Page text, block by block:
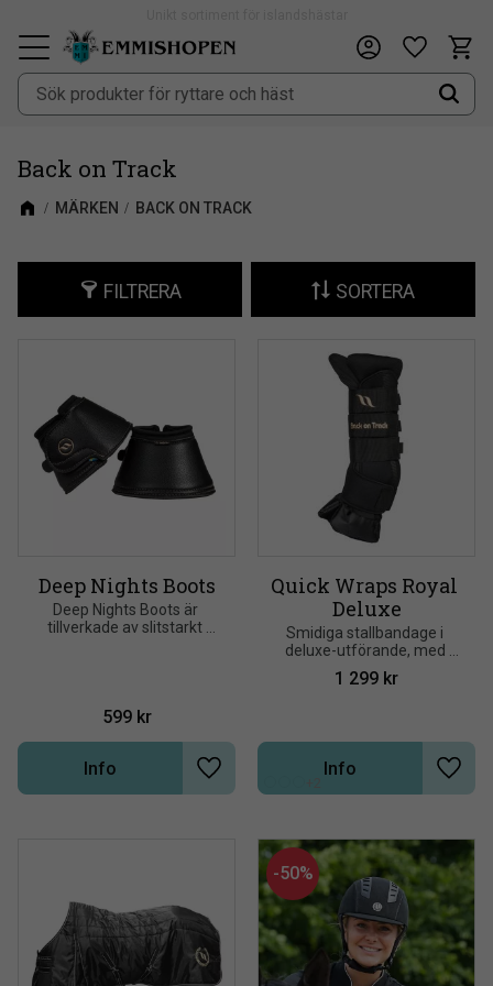
Meny
Back on Track
MÄRKEN BACK ON TRACK
FILTRERA SORTERA
Deep Nights Boots
Deep Nights Boots är
tillverkade av slitstarkt
599kr
Lägg till i önskelista
Info
Quick Wraps Royal
Deluxe
​Smidiga stallbandage i
deluxe-utförande, med
Welltex®-teknologi.
1 299 kr
Lägg
Info
50%